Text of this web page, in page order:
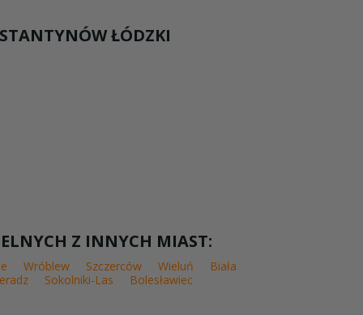
ŁÓDZKI
Z INNYCH MIAST:
Wróblew Szczerców Wieluń
Biała
Sokolniki-Las Bolesławiec